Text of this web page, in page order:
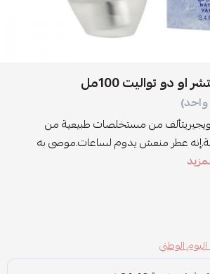
دو تواليت 100مل
واحد)
فويجيريتألف من مستخلصات طبيعية من
عطر منعش يدوم لساعات.موصى به
الوطني